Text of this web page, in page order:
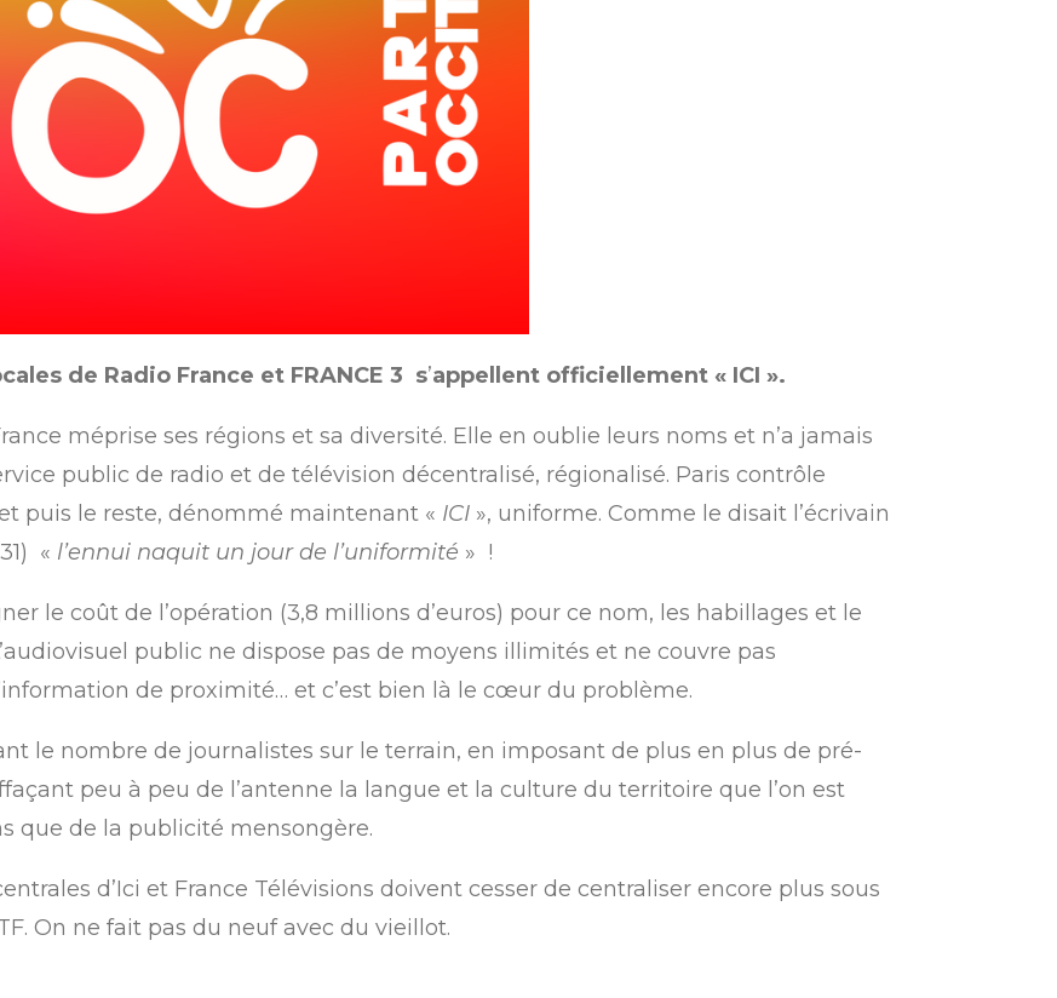
de Radio France et FRANCE 3 s’appellent officiellement « ICI ».
méprise ses régions et sa diversité. Elle en oublie leurs noms et n’a jamais
public de radio et de télévision décentralisé, régionalisé. Paris contrôle
et puis le reste, dénommé maintenant « ICI », uniforme. Comme le disait l’écrivain
« l’ennui naquit un jour de l’uniformité » !
le coût de l’opération (3,8 millions d’euros) pour ce nom, les habillages et le
’audiovisuel public ne dispose pas de moyens illimités et ne couvre pas
information de proximité… et c’est bien là le cœur du problème.
le nombre de journalistes sur le terrain, en imposant de plus en plus de pré-
peu à peu de l’antenne la langue et la culture du territoire que l’on est
que de la publicité mensongère.
d’Ici et France Télévisions doivent cesser de centraliser encore plus sous
On ne fait pas du neuf avec du vieillot.